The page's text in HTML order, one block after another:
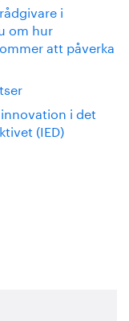
i
om hur
att påverka
i det
(IED)